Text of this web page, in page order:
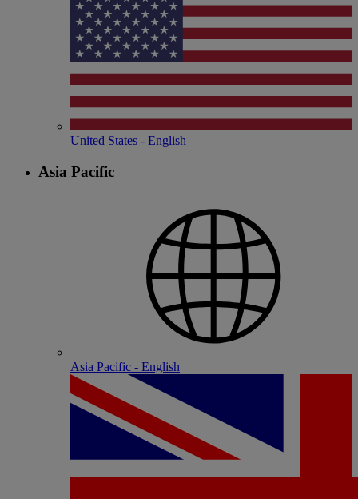
United States - English
Asia Pacific
Asia Pacific - English